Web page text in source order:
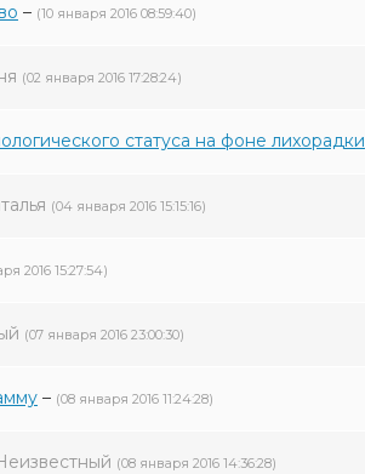
– (10 января 2016 08:59:40)
(02 января 2016 17:28:24)
статуса на фоне лихорадки
(04 января 2016 15:15:16)
2016 15:27:54)
(07 января 2016 23:00:30)
– (08 января 2016 11:24:28)
(08 января 2016 14:36:28)